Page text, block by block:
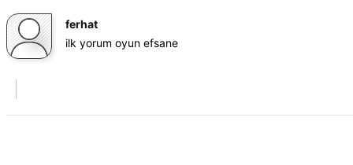
ferhat
ilk yorum oyun efsane